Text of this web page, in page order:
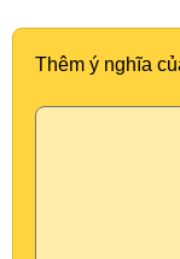
Thêm ý nghĩa